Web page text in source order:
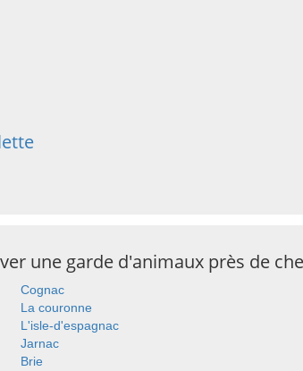
une garde d'animaux près de
Cognac
La couronne
L'isle-d'espagnac
Jarnac
Brie